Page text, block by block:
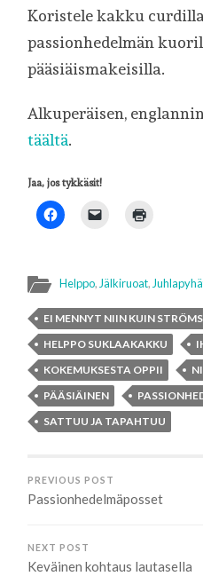
Koristele kakku
passionhedelmän
pääsiäismakeisilla.
Alkuperäisen,
täältä.
Jaa, jos tykkäsit!
Helppo, Jälkiruoat,
EI MENNYT NIIN KUIN
HELPPO SUKLAAKAKKU
KOKEMUKSESTA OPPII
PÄÄSIÄINEN
SATTUU JA TAPAHTUU
PREVIOUS POST
Passionhedelmäposset
NEXT POST
Keväinen kohtaus lautasella